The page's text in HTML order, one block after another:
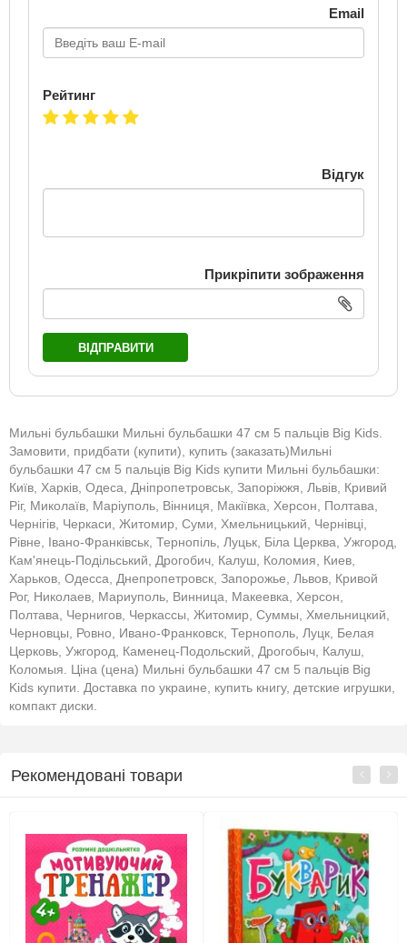
Email
Рейтинг
Відгук
Прикріпити зображення
ВІДПРАВИТИ
Мильні бульбашки Мильні бульбашки 47 см 5 пальців Big Kids.
Замовити, придбати (купити), купить (заказать)Мильні
бульбашки 47 см 5 пальців Big Kids купити Мильні бульбашки:
Київ, Харків, Одеса, Дніпропетровськ, Запоріжжя, Львів, Кривий
Ріг, Миколаїв, Маріуполь, Вінниця, Макіївка, Херсон, Полтава,
Чернігів, Черкаси, Житомир, Суми, Хмельницький, Чернівці,
Рівне, Івано-Франківськ, Тернопіль, Луцьк, Біла Церква, Ужгород,
Кам'янець-Подільський, Дрогобич, Калуш, Коломия, Киев,
Харьков, Одесса, Днепропетровск, Запорожье, Львов, Кривой
Рог, Николаев, Мариуполь, Винница, Макеевка, Херсон,
Полтава, Чернигов, Черкассы, Житомир, Суммы, Хмельницкий,
Черновцы, Ровно, Ивано-Франковск, Тернополь, Луцк, Белая
Церковь, Ужгород, Каменец-Подольский, Дрогобыч, Калуш,
Коломыя. Ціна (цена) Мильні бульбашки 47 см 5 пальців Big
Kids купити. Доставка по украине, купить книгу, детские игрушки,
компакт диски.
Рекомендовані товари